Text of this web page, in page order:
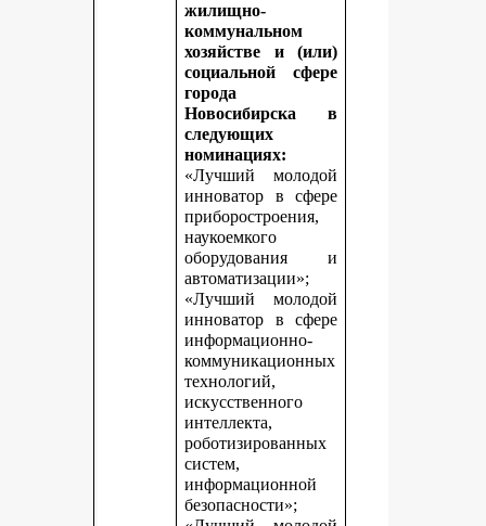
жилищно-
коммунальном
хозяйстве и (или)
социальной сфере
города
Новосибирска в
следующих
номинациях:
«Лучший молодой
инноватор в сфере
приборостроения,
наукоемкого
оборудования и
автоматизации»;
«Лучший молодой
инноватор в сфере
информационно-
коммуникационных
технологий,
искусственного
интеллекта,
роботизированных
систем,
информационной
безопасности»;